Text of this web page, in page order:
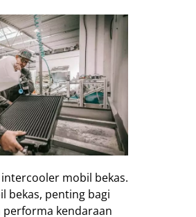
mobil bekas.
bekas, penting bagi
kendaraan